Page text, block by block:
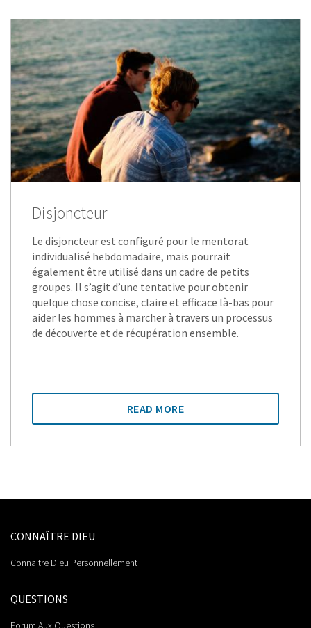
Disjoncteur
Le disjoncteur est configuré pour le mentorat
individualisé hebdomadaire, mais pourrait
également être utilisé dans un cadre de petits
groupes. Il s’agit d’une tentative pour obtenir
quelque chose concise, claire et efficace là-bas pour
aider les hommes à marcher à travers un processus
de découverte et de récupération ensemble.
READ MORE
CONNAÎTRE DIEU
Connaitre Dieu Personnellement
QUESTIONS
Forum Aux Questions